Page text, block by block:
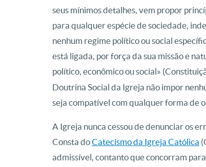
seus mínimos detalhes, vem propor
para qualquer espécie de sociedade,
nenhum regime político ou social
está ligada, por força da sua missão e
político, econômico ou social»
Doutrina Social da Igreja não impor
seja compatível com qualquer forma de
A Igreja nunca cessou de denunciar os
Consta doCatecismo da Igreja Católica
admissível, contanto que concorram